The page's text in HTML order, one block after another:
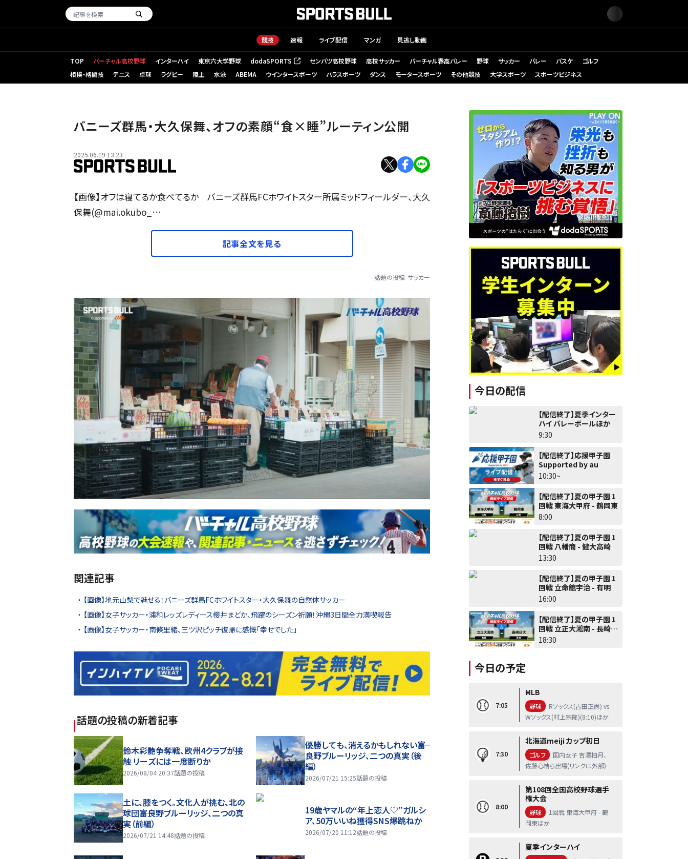
競技 速報 ライブ配信 マンガ 見逃し動画
TOP バーチャル高校野球 インターハイ 東京六大学野球 dodaSPORTS
（新しいタブで開く） センバツ高校野球 高校サッカー バーチャル春高バレー 野球 サッカー バレー バスケ
ゴルフ
相撲・格闘技
テニス 卓球 ラグビー 陸上 水泳 ABEMA ウインタースポーツ パラスポーツ ダンス モータースポーツ その他競技 大学スポーツ スポーツビジネス
バニーズ群馬・大久保舞、オフの素顔“食×睡”ルーティン公開
2025.06.19 13:23
【画像】オフは寝てるか食べてるか バニーズ群馬FCホワイトスター所属ミッドフィールダー、大久
保舞(@mai.okubo_…
記事全文を見る
話題の投稿 サッカー
関連記事
【画像】地元山梨で魅せる！バニーズ群馬FCホワイトスター・大久保舞の自然体サッカー
【画像】女子サッカー・浦和レッズレディース櫻井まどか、飛躍のシーズン祈願！沖縄3日間全力満喫報告
【画像】女子サッカー・南條里緒、三ツ沢ピッチ復帰に感慨「幸せでした」
話題の投稿の新着記事
鈴木彩艶争奪戦、欧州4クラブが接
触 リーズには一度断りか
2026/08/04 20:37話題の投稿
優勝しても、消えるかもしれない――富
良野ブルーリッジ、二つの真実（後
編）
2026/07/21 15:25話題の投稿
土に、膝をつく。文化人が挑む、北の
球団――富良野ブルーリッジ、二つの真
実（前編）
2026/07/21 14:48話題の投稿
19歳ヤマルの“年上恋人♡”ガルシ
ア、50万いいね獲得SNS爆跳ねか
2026/07/20 11:12話題の投稿
今日の配信
【配信終了】夏季インター
ハイ バレーボールほか
9:30
【配信終了】応援甲子園
Supported by au
10:30~
【配信終了】夏の甲子園 1
回戦 東海大甲府 - 鶴岡東
8:00
【配信終了】夏の甲子園 1
回戦 八幡商 - 健大高崎
13:30
【配信終了】夏の甲子園 1
回戦 立命館宇治 - 有明
16:00
【配信終了】夏の甲子園 1
回戦 立正大淞南 - 長崎日
大
18:30
今日の予定
7:05
MLB
野球
Rソックス(吉田正尚) vs.
Wソックス(村上宗隆)(8:10)ほか
7:30
北海道meiji カップ初日
ゴルフ
国内女子 吉澤柚月、
佐藤心結ら出場(リンクは外部)
8:00
第108回全国高校野球選手
権大会
野球
1回戦 東海大甲府 - 鶴
岡東ほか
夏季インターハイ